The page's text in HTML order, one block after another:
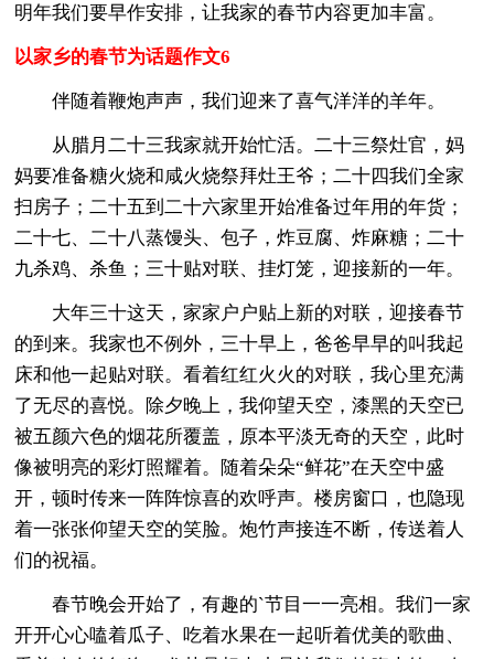
明年我们要早作安排，让我家的春节内容更加丰富。
以家乡的春节为话题作文6
伴随着鞭炮声声，我们迎来了喜气洋洋的羊年。
从腊月二十三我家就开始忙活。二十三祭灶官，妈
妈要准备糖火烧和咸火烧祭拜灶王爷；二十四我们全家
扫房子；二十五到二十六家里开始准备过年用的年货；
二十七、二十八蒸馒头、包子，炸豆腐、炸麻糖；二十
九杀鸡、杀鱼；三十贴对联、挂灯笼，迎接新的一年。
大年三十这天，家家户户贴上新的对联，迎接春节
的到来。我家也不例外，三十早上，爸爸早早的叫我起
床和他一起贴对联。看着红红火火的对联，我心里充满
了无尽的喜悦。除夕晚上，我仰望天空，漆黑的天空已
被五颜六色的烟花所覆盖，原本平淡无奇的天空，此时
像被明亮的彩灯照耀着。随着朵朵“鲜花”在天空中盛
开，顿时传来一阵阵惊喜的欢呼声。楼房窗口，也隐现
着一张张仰望天空的笑脸。炮竹声接连不断，传送着人
们的祝福。
春节晚会开始了，有趣的`节目一一亮相。我们一家
开开心心嗑着瓜子、吃着水果在一起听着优美的歌曲、